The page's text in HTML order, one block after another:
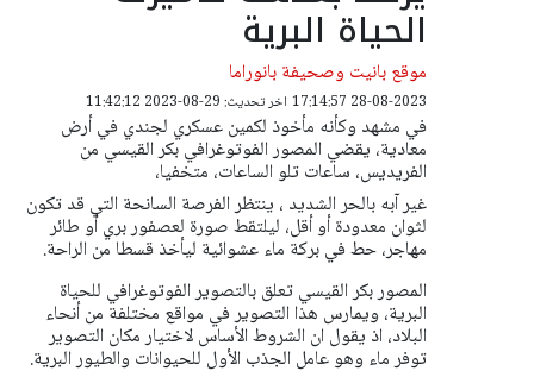
الحياة البرية
موقع بانيت وصحيفة بانوراما
28-08-2023 17:14:57 اخر تحديث: 29-08-2023 11:42:12
في مشهد وكأنه مأخوذ لكمين عسكري لجندي في أرض
معادية، يقضي المصور الفوتوغرافي بكر القيسي من
الفريديس، ساعات تلو الساعات، متخفيا،
غير آبه بالحر الشديد ، ينتظر الفرصة السانحة التي قد تكون
لثوان معدودة أو أقل، ليلتقط صورة لعصفور بري أو طائر
مهاجر، حط في بركة ماء عشوائية ليأخذ قسطا من الراحة.
المصور بكر القيسي تعلق بالتصوير الفوتوغرافي للحياة
البرية، ويمارس هذا التصوير في مواقع مختلفة من أنحاء
البلاد، اذ يقول ان الشروط الأساس لاختيار مكان التصوير
توفر ماء وهو عامل الجذب الأول للحيوانات والطيور البرية.